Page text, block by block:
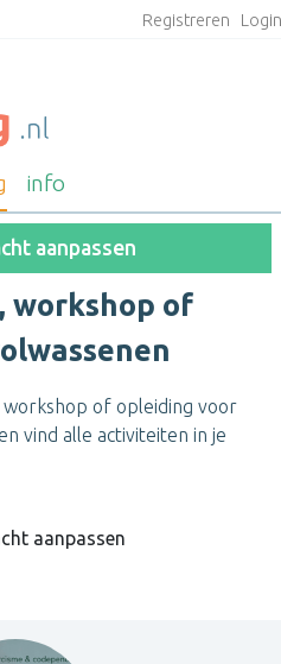
Registreren
info
aanpassen
workshop of
workshop of opleiding voor
vind alle activiteiten in je
aanpassen